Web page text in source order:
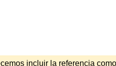
incluir la referencia